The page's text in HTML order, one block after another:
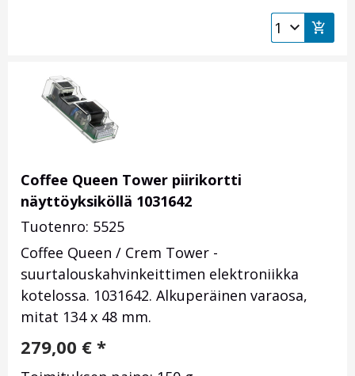
Coffee Queen Tower piirikortti
näyttöyksiköllä 1031642
Tuotenro: 5525
Coffee Queen / Crem Tower -
suurtalouskahvinkeittimen elektroniikka
kotelossa. 1031642. Alkuperäinen varaosa,
mitat 134 x 48 mm.
279,00 € *